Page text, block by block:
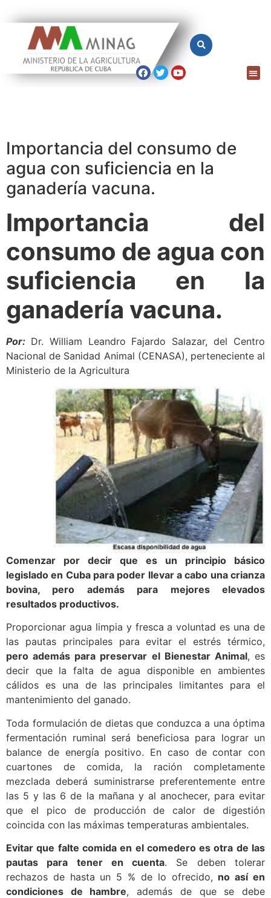
Importancia del consumo de
agua con suficiencia en la
ganadería vacuna.
Importancia del
consumo de agua con
suficiencia en la
ganadería vacuna.
Por: Dr. William Leandro Fajardo Salazar, del Centro
Nacional de Sanidad Animal (CENASA), perteneciente al
Ministerio de la Agricultura
Comenzar por decir que es un principio básico
legislado en Cuba para poder llevar a cabo una crianza
bovina, pero además para mejores elevados
resultados productivos.
Proporcionar agua limpia y fresca a voluntad es una de
las pautas principales para evitar el estrés térmico,
pero además para preservar el Bienestar Animal, es
decir que la falta de agua disponible en ambientes
cálidos es una de las principales limitantes para el
mantenimiento del ganado.
Toda formulación de dietas que conduzca a una óptima
fermentación ruminal será beneficiosa para lograr un
balance de energía positivo. En caso de contar con
cuartones de comida, la ración completamente
mezclada deberá suministrarse preferentemente entre
las 5 y las 6 de la mañana y al anochecer, para evitar
que el pico de producción de calor de digestión
coincida con las máximas temperaturas ambientales.
Evitar que falte comida en el comedero es otra de las
pautas para tener en cuenta. Se deben tolerar
rechazos de hasta un 5 % de lo ofrecido, no así en
condiciones de hambre, además de que se debe